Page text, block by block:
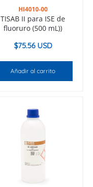
HI4010-00
TISAB II para ISE de
fluoruro (500 mL))
$75.56 USD
Añadir al carrito